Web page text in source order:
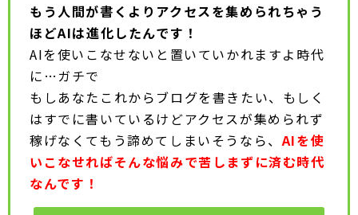
もう人間が書くよりアクセスを集められちゃう
ほどAIは進化したんです！
AIを使いこなせないと置いていかれますよ時代
に…ガチで
もしあなたこれからブログを書きたい、もしく
はすでに書いているけどアクセスが集められず
稼げなくてもう諦めてしまいそうなら、 AIを使
いこなせればそんな悩みで苦しまずに済む時代
なんです！